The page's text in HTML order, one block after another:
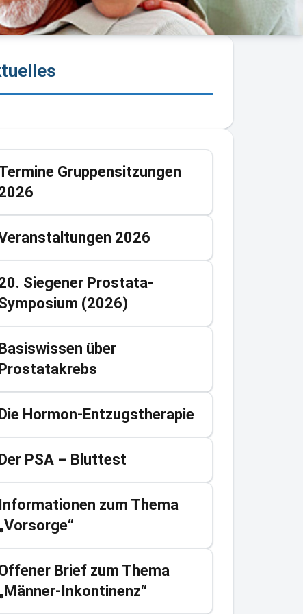
Gruppensitzungen
2026
Siegener Prostata-
(2026)
über
Hormon-Entzugstherapie
PSA – Bluttest
Informationen zum Thema
„Vorsorge“
Brief zum Thema
„Männer-Inkontinenz“